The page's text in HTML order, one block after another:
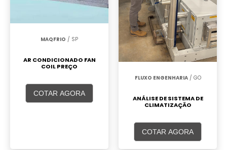
MAQFRIO / SP
AR CONDICIONADO FAN
COIL PREÇO
COTAR AGORA
FLUXO ENGENHARIA/ GO
ANÁLISE DE SISTEMA DE
CLIMATIZAÇÃO
COTAR AGORA